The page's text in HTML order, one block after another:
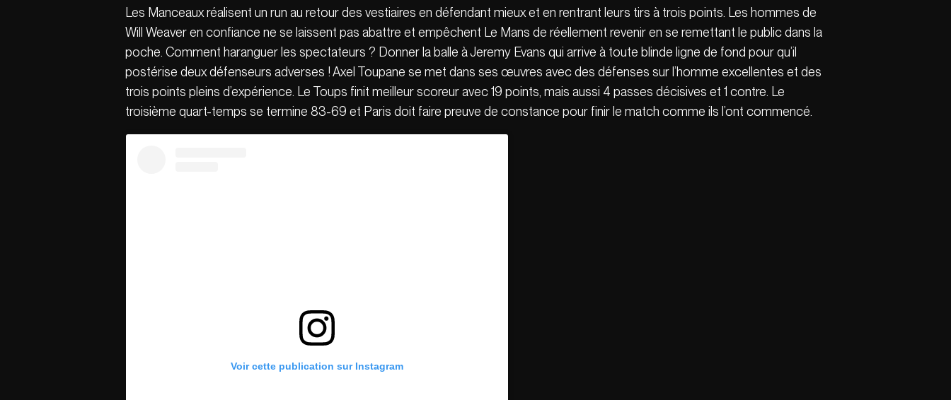
Les Manceaux réalisent un run au retour des vestiaires en défendant mieux et en rentrant leurs tirs à trois points. Les hommes de
Will Weaver en confiance ne se laissent pas abattre et empêchent Le Mans de réellement revenir en se remettant le public dans la
poche. Comment haranguer les spectateurs ? Donner la balle à Jeremy Evans qui arrive à toute blinde ligne de fond pour qu’il
postérise deux défenseurs adverses ! Axel Toupane se met dans ses œuvres avec des défenses sur l’homme excellentes et des
trois points pleins d’expérience. Le Toups finit meilleur scoreur avec 19 points, mais aussi 4 passes décisives et 1 contre. Le
troisième quart-temps se termine 83-69 et Paris doit faire preuve de constance pour finir le match comme ils l’ont commencé.
Voir cette publication sur Instagram